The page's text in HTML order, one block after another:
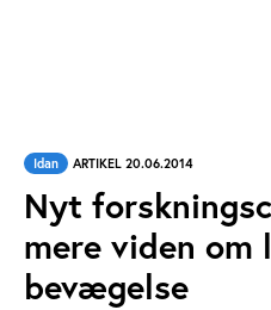
Idan ARTIKEL 20.06.2014
Nyt
mere viden
bevægelse